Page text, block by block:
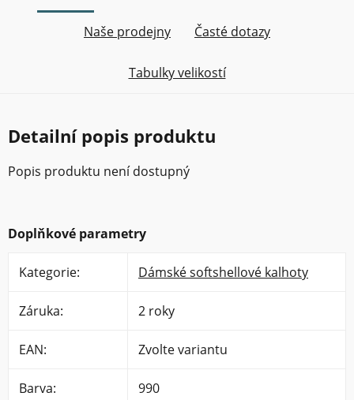
Naše prodejny Časté dotazy
Tabulky velikostí
Detailní popis produktu
Popis produktu není dostupný
Doplňkové parametry
Kategorie: Dámské softshellové kalhoty
Záruka: 2 roky
EAN: Zvolte variantu
Barva: 990